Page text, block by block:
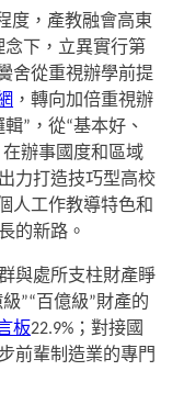
度，產教融會高東
念下，立異實行第
舍從重視辦學前提
，轉向加倍重視辦
”，從“基本好、
辦事國度和區域
力打造技巧型高校
人工作教導特色和
的新路。
與處所支柱財產睜
”“百億級”財產的
板22.9%；對接國
前輩制造業的專門